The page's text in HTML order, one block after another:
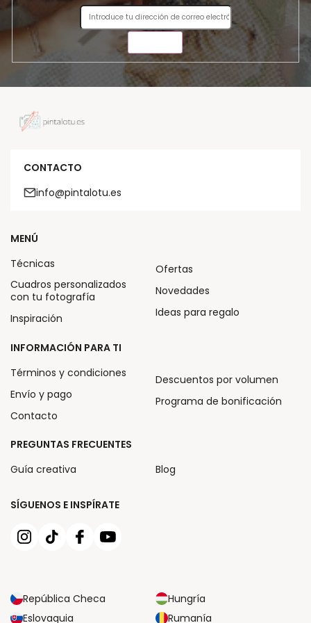
CONTACTO
info@pintalotu.es
SÍGUENOS E INSPÍRATE
República Checa
Hungría
Eslovaquia
Rumanía
MENÚ
Técnicas
Cuadros personalizados
con tu fotografía
Inspiración
Ofertas
Novedades
Ideas para regalo
INFORMACIÓN PARA TI
Términos y condiciones
Envío y pago
Contacto
Descuentos por volumen
Programa de bonificación
PREGUNTAS FRECUENTES
Guía creativa
Blog